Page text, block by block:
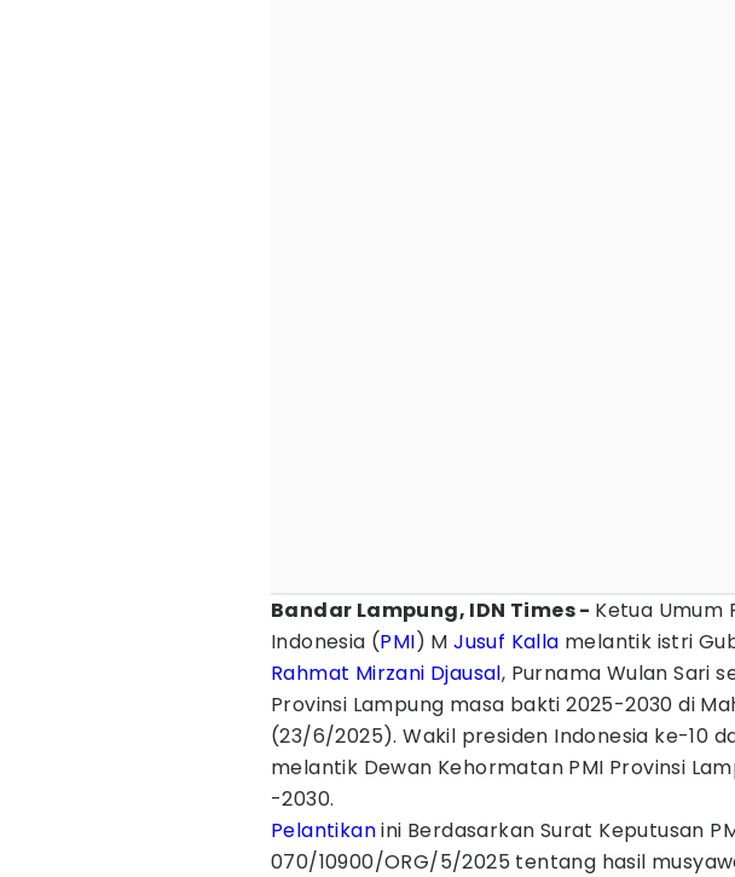
Bandar Lampung, IDN Times - Ketua Umum
Indonesia (PMI) MJusuf Kalla melantik istri
Rahmat Mirzani Djausal, Purnama Wulan Sari
Provinsi Lampung masa bakti 2025-2030 di
(23/6/2025). Wakil presiden Indonesia ke-10
melantik Dewan Kehormatan PMI Provinsi
-2030.
Pelantikanini Berdasarkan Surat Keputusan
070/10900/ORG/5/2025 tentang hasil